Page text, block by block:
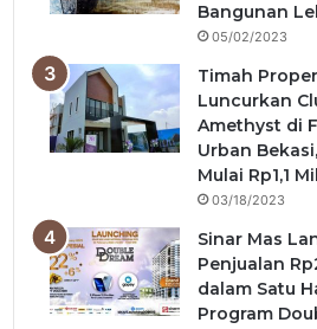
Bangunan
05/02/2023
Timah
Luncurkan
Amethyst di
Urban
Mulai Rp1,1
03/18/2023
Sinar Mas
Penjualan
dalam Satu
Program